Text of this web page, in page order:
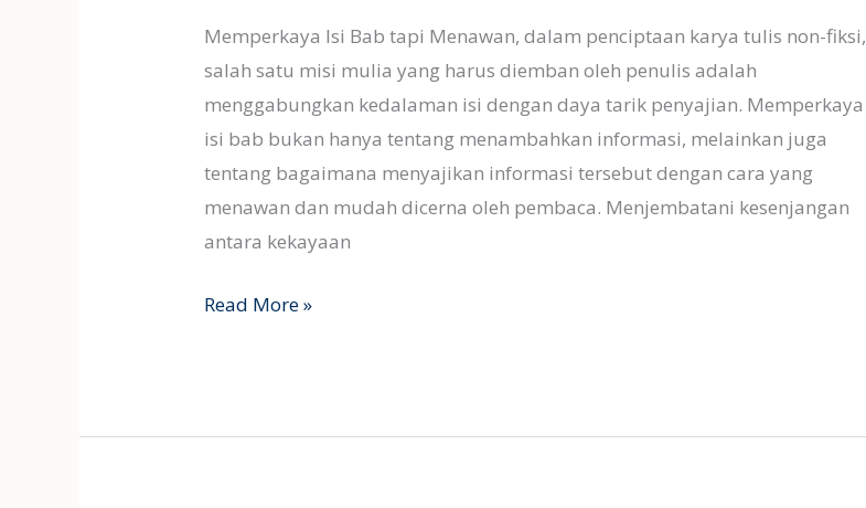
Memperkaya Isi Bab tapi Menawan, dalam penciptaan karya tulis non-fiksi,
salah satu misi mulia yang harus diemban oleh penulis adalah
menggabungkan kedalaman isi dengan daya tarik penyajian. Memperkaya
isi bab bukan hanya tentang menambahkan informasi, melainkan juga
tentang bagaimana menyajikan informasi tersebut dengan cara yang
menawan dan mudah dicerna oleh pembaca. Menjembatani kesenjangan
antara kekayaan
Read More »